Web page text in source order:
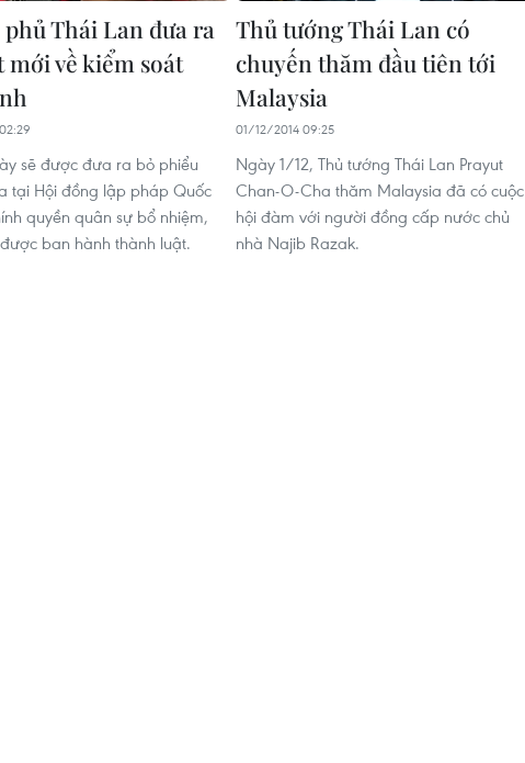
Thái Lan đưa ra
mới về kiểm soát
sẽ được đưa ra bỏ phiểu
tại Hội đồng lập pháp Quốc
quyền quân sự bổ nhiệm,
ban hành thành luật.
Thủ tướng Thái Lan có
chuyến thăm đầu tiên tới
Malaysia
01/12/2014 09:25
Ngày 1/12, Thủ tướng Thái Lan Prayut
Chan-O-Cha thăm Malaysia đã có cuộc
hội đàm với người đồng cấp nước chủ
nhà Najib Razak.